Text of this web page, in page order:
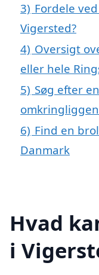
3) Fordele
Vigersted?
4) Oversigt
eller hele
5) Søg efter
6) Find en
Danmark
Hvad
i